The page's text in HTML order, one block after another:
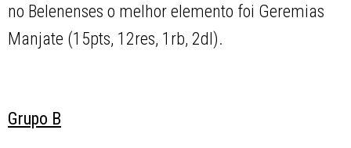
no Belenenses o melhor elemento foi Geremias
Manjate (15pts, 12res, 1rb, 2dl).
Grupo B